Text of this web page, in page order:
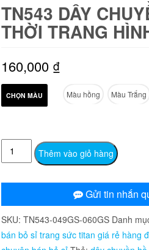
TN543 DÂY
THỜI TRANG
160,000 ₫
CHỌN MÀU Màu hồng Màu Trắng
TN543
Dây
thời
trang
hình
Thêm vào giỏ hàng
Gửi tin nhắn
SKU: TN543-049GS-060GS Danh
bán bỏ sỉ trang sức titan giá rẻ hàng